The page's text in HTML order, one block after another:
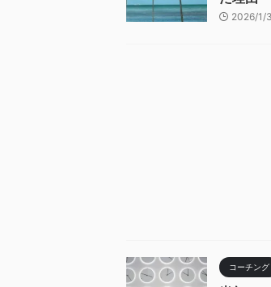
2026/1/
コーチング